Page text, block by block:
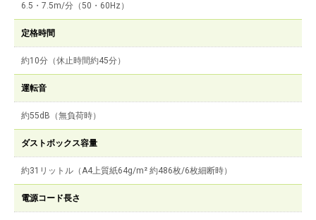
6.5・7.5m/分（50・60Hz）
定格時間
約10分（休止時間約45分）
運転音
約55dB（無負荷時）
ダストボックス容量
約31リットル（A4上質紙64g/m² 約486枚/6枚細断時）
電源コード長さ